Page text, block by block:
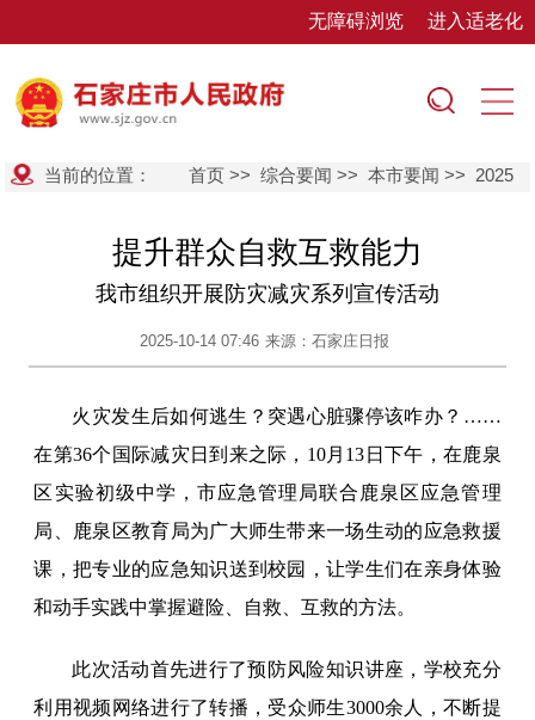
无障碍浏览 进入适老化
当前的位置： 首页 >>综合要闻 >>本市要闻 >> 2025
提升群众自救互救能力
我市组织开展防灾减灾系列宣传活动
2025-10-14 07:46 来源：石家庄日报
火灾发生后如何逃生？突遇心脏骤停该咋办？……
在第36个国际减灾日到来之际，10月13日下午，在鹿泉
区实验初级中学，市应急管理局联合鹿泉区应急管理
局、鹿泉区教育局为广大师生带来一场生动的应急救援
课，把专业的应急知识送到校园，让学生们在亲身体验
和动手实践中掌握避险、自救、互救的方法。
此次活动首先进行了预防风险知识讲座，学校充分
利用视频网络进行了转播，受众师生3000余人，不断提